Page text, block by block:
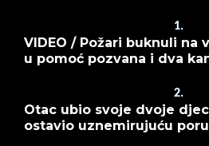
1.
VIDEO / Požari buknuli na
u pomoć pozvana i dva
2.
Otac ubio svoje dvoje
ostavio uznemirujuću